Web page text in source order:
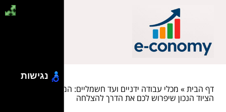
דף הבית» מכלי עבודה ידניים ועד חשמליים: המדריך לבחירת
הציוד הנכון שיפרוש לכם את הדרך להצלחה
נגישות